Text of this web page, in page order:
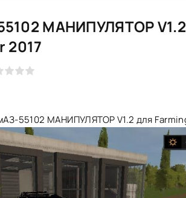
МАНИПУЛЯТОР
2017
55102 МАНИПУЛЯТОР V1.2 для